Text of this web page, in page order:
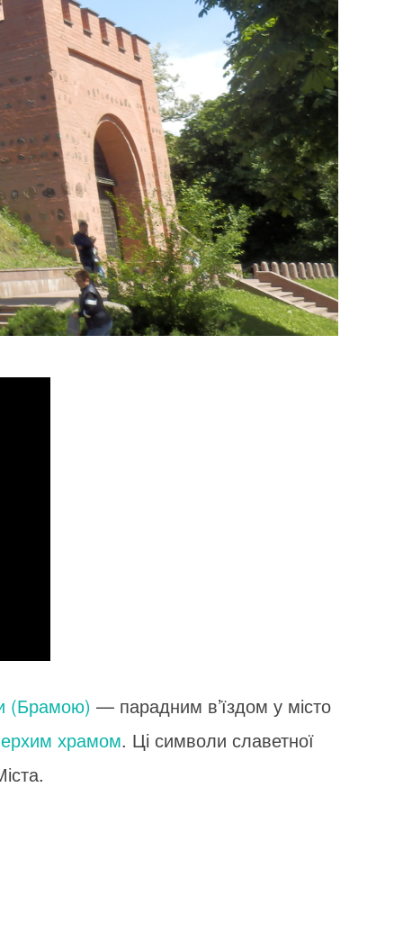
(Брамою) — парадним в’їздом у місто
храмом. Ці символи славетної